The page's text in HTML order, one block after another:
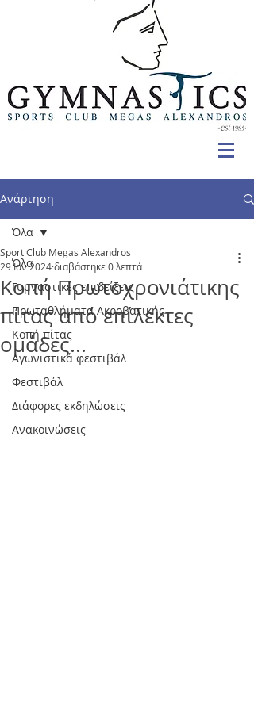
Ανάρτηση
Όλα
Γυμναστικές επιδείξεις
Πρωταθλήματα Ακροβατικής
Κοπή πίτας
Αγωνιστικά φεστιβάλ
Φεστιβάλ
Διάφορες εκδηλώσεις
Ανακοινώσεις
Όλα
Κοπή Πρωτοχρονιάτικης
πίτας από επίλεκτες
ομάδες...
Sport Club Megas Alexandros
29 Ιαν 2024διαβάστηκε 0 λεπτά